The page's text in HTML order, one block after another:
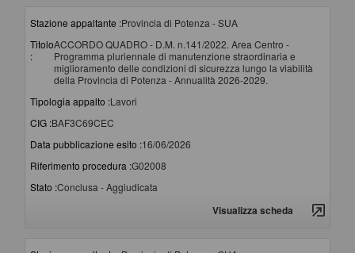
Stazione appaltante :Provincia di Potenza - SUA
Titolo
:
ACCORDO QUADRO - D.M. n.141/2022. Area Centro -
Programma pluriennale di manutenzione straordinaria e
miglioramento delle condizioni di sicurezza lungo la viabilità
della Provincia di Potenza - Annualità 2026-2029.
Tipologia appalto :Lavori
CIG :BAF3C69CEC
Data pubblicazione esito :16/06/2026
Riferimento procedura :G02008
Stato :Conclusa - Aggiudicata
Visualizza scheda